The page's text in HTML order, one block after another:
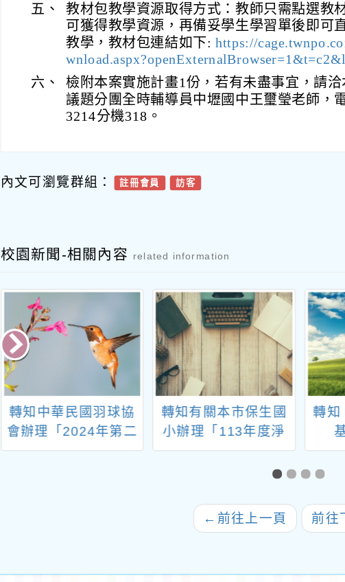
五、
教材包教學資源取得方式：教師只需點選教
可獲得教學資源，再備妥學生學習單後即可
教學，教材包連結如下: https://
六、
檢附本案實施計畫1份，若有未盡事宜，請
議題分團全時輔導員中壢國中王璽瑩老師，
3214分機318。
內文可瀏覽群組： 註冊會員 訪客
校園新聞-相關內容 related information
轉知中華民國羽球協
會辦理「2024年第二
次全國羽球排名賽」
轉知有關本市保生國
小辦理「113年度淨
零綠校園主題系列活
動」延長申請期程至
轉知
【
停止
← 前往上一頁 前往